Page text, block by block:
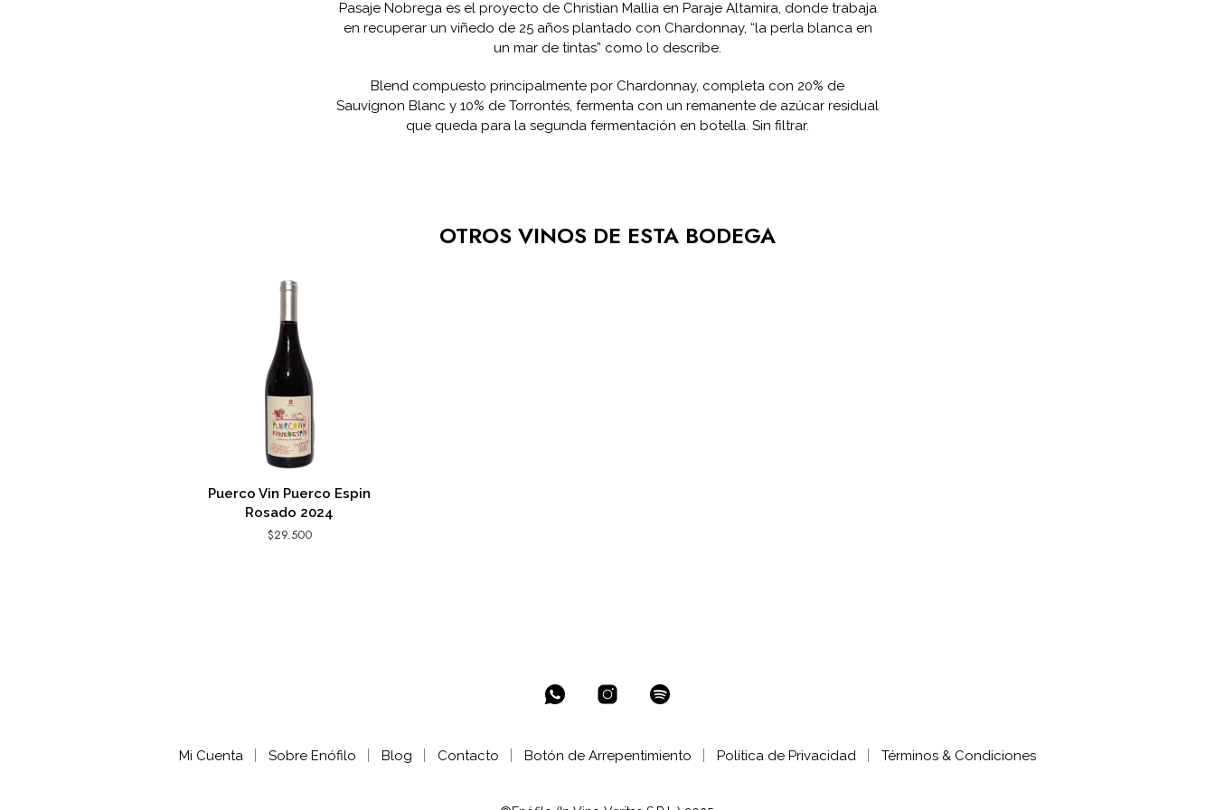
Pasaje Nobrega es el proyecto de Christian Mallia en Paraje Altamira, donde trabaja
en recuperar un viñedo de 25 años plantado con Chardonnay, “la perla blanca en
un mar de tintas” como lo describe.
Blend compuesto principalmente por Chardonnay, completa con 20% de
Sauvignon Blanc y 10% de Torrontés, fermenta con un remanente de azúcar residual
que queda para la segunda fermentación en botella. Sin filtrar.
OTROS VINOS DE ESTA BODEGA
Puerco Vin Puerco Espin
Rosado 2024
$29.500
Mi Cuenta Sobre Enófilo Blog Contacto Botón de Arrepentimiento Política de Privacidad Términos & Condiciones